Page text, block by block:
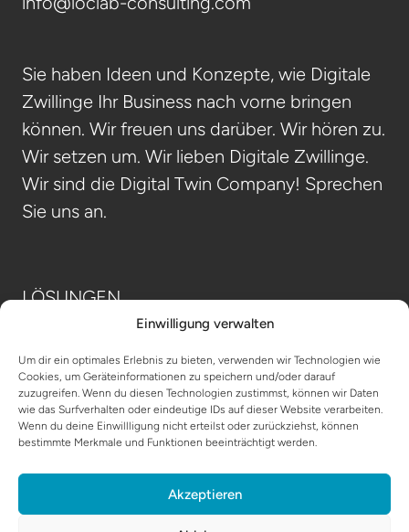
Einwilligung verwalten
Um dir ein optimales Erlebnis zu bieten, verwenden wir Technologien wie
Cookies, um Geräteinformationen zu speichern und/oder darauf
zuzugreifen. Wenn du diesen Technologien zustimmst, können wir Daten
wie das Surfverhalten oder eindeutige IDs auf dieser Website verarbeiten.
Wenn du deine Einwillligung nicht erteilst oder zurückziehst, können
bestimmte Merkmale und Funktionen beeinträchtigt werden.
Akzeptieren
Sie haben Ideen und Konzepte, wie Digitale
Zwillinge Ihr Business nach vorne bringen
können. Wir freuen uns darüber. Wir hören zu.
Wir setzen um. Wir lieben Digitale Zwillinge.
Wir sind die Digital Twin Company! Sprechen
Sie uns an.
LÖSUNGEN
TECHNOLOGIE
ÜBER UNS
IHR PROJEKT